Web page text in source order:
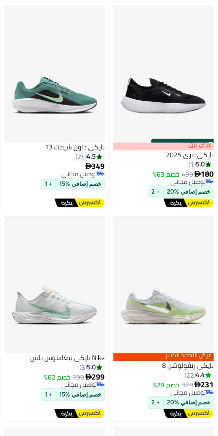
00m:00s
·باقي 100% عرض برق
نايكي فري 2025
5.0
1
180
499 خصم 63%
توصيل مجاني
توصيل مجاني
خصم إضافي %20 + 2
نايكي داون شيفت 13
4.5
24
349
توصيل مجاني
توصيل مجاني
خصم إضافي %15 + 1
عرض التجديد الكبير
نايكي ريڤولوشن 8
4.4
22
231
329 خصم 29%
توصيل مجاني
توصيل مجاني
خصم إضافي %20 + 2
Nike نايكي بيغاسوس بلس
5.0
3
299
799 خصم 62%
توصيل مجاني
توصيل مجاني
خصم إضافي %15 + 1